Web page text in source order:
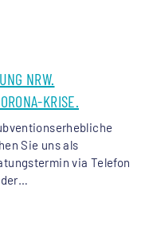
NRW.
KRISE.
Sie uns als
via Telefon
der…